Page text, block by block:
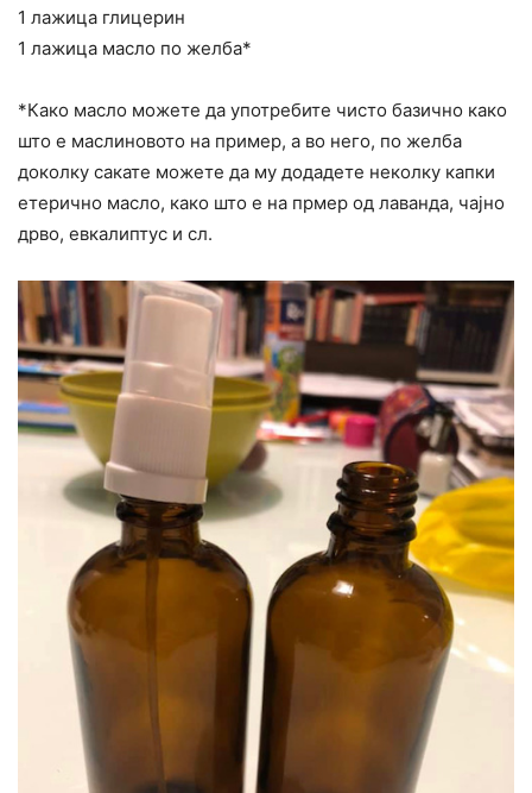
1 лажица глицерин
1 лажица масло по желба*
*Како масло можете да употребите чисто базично како
што е маслиновото на пример, а во него, по желба
доколку сакате можете да му додадете неколку капки
етерично масло, како што е на прмер од лаванда, чајно
дрво, евкалиптус и сл.